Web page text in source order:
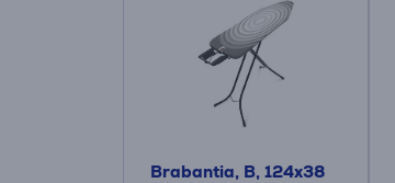
Brabantia, B, 124x38